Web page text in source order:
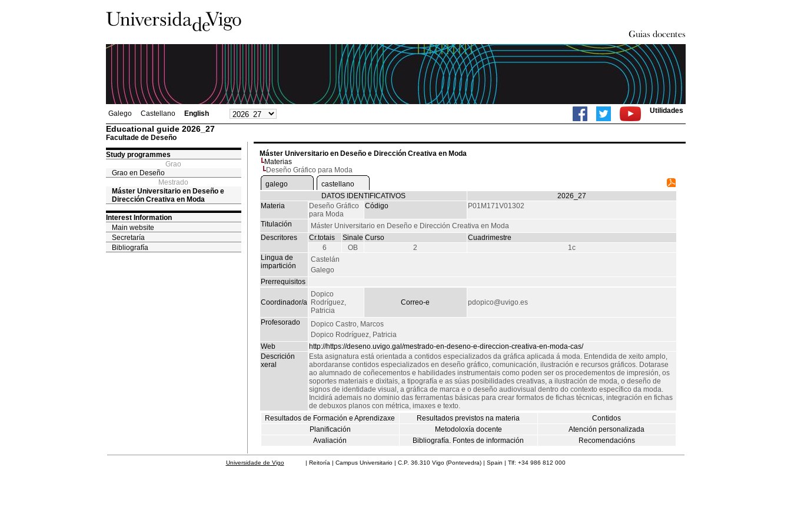
Galego Castellano English Utilidades
Educational guide 2026_27
Facultade de Deseño
Study programmes
Grao
Grao en Deseño
Mestrado
Máster Universitario en Deseño e
Dirección Creativa en Moda
Interest Information
Main website
Secretaría
Bibliografía
Máster Universitario en Deseño e Dirección Creativa en Moda
Materias
Deseño Gráfico para Moda
galego
castellano
DATOS IDENTIFICATIVOS
2026_27
Materia
Deseño Gráfico
para Moda
Código P01M171V01302
Titulación
Máster Universitario en Deseño e Dirección Creativa en Moda
Descritores
Cr.totais Sinale Curso
Cuadrimestre
6
OB 2
1c
Lingua de
impartición
Castelán
Galego
Prerrequisitos
Coordinador/a
Dopico
Rodríguez,
Patricia
Correo-e pdopico@uvigo.es
Profesorado
Dopico Castro, Marcos
Dopico Rodríguez, Patricia
Web
http://https://deseno.uvigo.gal/mestrado-en-deseno-e-direccion-creativa-en-moda-cas/
Descrición
xeral
Esta asignatura está orientada a contidos especializados da gráfica aplicada á moda. Entendida de xeito amplo,
abordaranse contidos especializados en deseño gráfico, comunicación, ilustración e recursos gráficos. Dotarase
ao alumnado de coñecementos e habilidades instrumentais como poden ser os procedementos de impresión, os
soportes materiais e dixitais, a tipografía e as súas posibilidades creativas, a ilustración de moda, o deseño de
signos de identidade visual, a gráfica de marca e o deseño audiovisual dentro do contexto específico da moda.
Incidirá ademais no dominio das ferramentas básicas para crear formatos de fichas técnicas, integración en fichas
de debuxos planos con métrica, imaxes e texto.
Resultados de Formación e Aprendizaxe
Resultados previstos na materia
Contidos
Planificación
Metodoloxía docente
Atención personalizada
Avaliación
Bibliografía. Fontes de información Recomendacións
Universidade de Vigo| Reitoría | Campus Universitario | C.P. 36.310 Vigo (Pontevedra) | Spain | Tlf: +34 986 812 000